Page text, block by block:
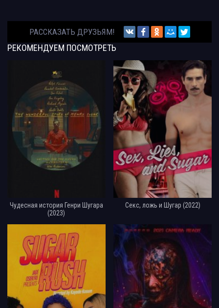
РАССКАЗАТЬ ДРУЗЬЯМ!
РЕКОМЕНДУЕМ ПОСМОТРЕТЬ
Чудесная история Генри Шугара
(2023)
Секс, ложь и Шугар (2022)